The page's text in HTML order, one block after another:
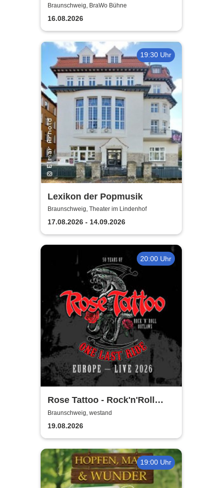
ABBRUNZATI BOYS - LIVE
2026
Braunschweig, BraWo Bühne
16.08.2026
19:30 Uhr
Lexikon der Popmusik
Braunschweig, Theater im Lindenhof
17.08.2026 - 14.09.2026
20:00 Uhr
Rose Tattoo - Rock'n'Roll
Outlaws – One Last Ride
Braunschweig, westand
19.08.2026
19:00 Uhr